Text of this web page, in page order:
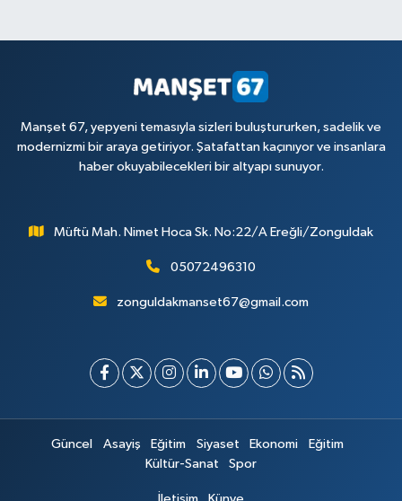
Manşet 67, yepyeni temasıyla sizleri buluştururken, sadelik ve
modernizmi bir araya getiriyor. Şatafattan kaçınıyor ve insanlara
haber okuyabilecekleri bir altyapı sunuyor.
Müftü Mah. Nimet Hoca Sk. No:22/A Ereğli/Zonguldak
05072496310
zonguldakmanset67@gmail.com
Güncel Asayiş Eğitim Siyaset Ekonomi
Eğitim
Kültür-Sanat
Spor